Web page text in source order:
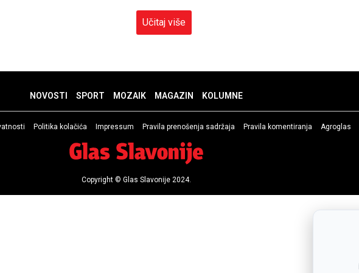
Učitaj više
NOVOSTI SPORT MOZAIK MAGAZIN KOLUMNE
Politika kolačića Impressum Pravila prenošenja sadržaja Pravila komentiranja Agroglas
Copyright © Glas Slavonije 2024.